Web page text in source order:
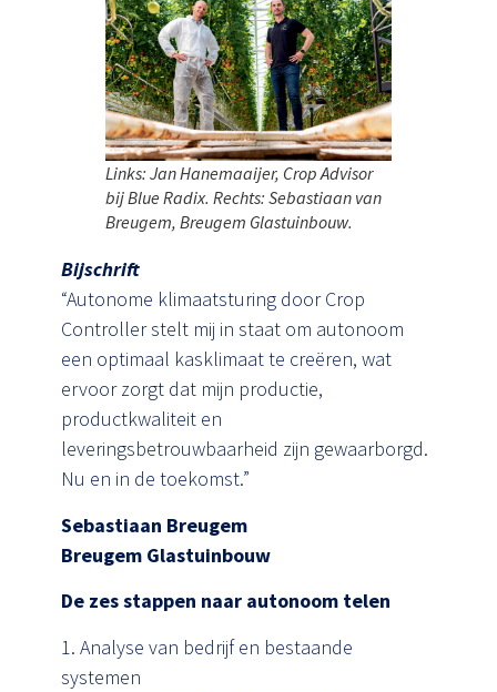
Links: Jan Hanemaaijer, Crop Advisor
bij Blue Radix. Rechts: Sebastiaan van
Breugem, Breugem Glastuinbouw.
Bijschrift
“Autonome klimaatsturing door Crop
Controller stelt mij in staat om autonoom
een optimaal kasklimaat te creëren, wat
ervoor zorgt dat mijn productie,
productkwaliteit en
leveringsbetrouwbaarheid zijn gewaarborgd.
Nu en in de toekomst.”
Sebastiaan Breugem
Breugem Glastuinbouw
De zes stappen naar autonoom telen
1. Analyse van bedrijf en bestaande
systemen